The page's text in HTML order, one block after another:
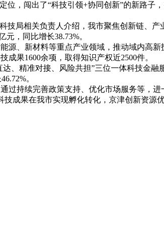
，闯出了“科技引领+协同创新”的新路子
局相关负责人介绍，我市聚焦创新链、产
，同比增长38.73%。
源、新材料等重点产业领域，推动域内高
果1600余项，取得知识产权近2500件。
、精准对接、风险共担”三位一体科技金
。
过持续完善政策支持、优化市场服务等，
成果在我市实现孵化转化，京津创新资源